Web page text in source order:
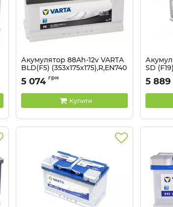
Акумулятор 88Ah-12v VARTA
BLD(F5) (353x175x175),R,EN740
Артикул: 588 403 074
5 074 грн
Купити
SD
Артикул:
5 889